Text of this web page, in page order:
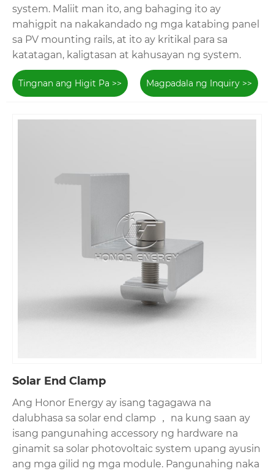
aluminyo na may mataas na lakas. Ito ay
kahalumigmigan o mga sinag ng UV, mahigpit na
mga frame, at hindi mababawas sa malakas na
hangin o -30 ℃ hanggang 80 ℃ temperatura
swings. Angkop para sa mga malalaking halaman
ng PV, komersyal na rooftop at mga arrays ng tile
sa tile, pinapanatili nitong maayos na nakahanay
ang mga panel.
system. Maliit man ito, ang bahaging ito ay
mahigpit na nakakandado ng mga katabing panel
sa PV mounting rails, at ito ay kritikal para sa
katatagan, kaligtasan at kahusayan ng system.
Tingnan ang Higit Pa >> Magpadala ng Inquiry >>
Solar End Clamp
Ang Honor Energy ay isang tagagawa na
dalubhasa sa solar end clamp ， na kung saan ay
isang pangunahing accessory ng hardware na
ginamit sa solar photovoltaic system upang ayusin
ang mga gilid ng mga module. Pangunahing naka